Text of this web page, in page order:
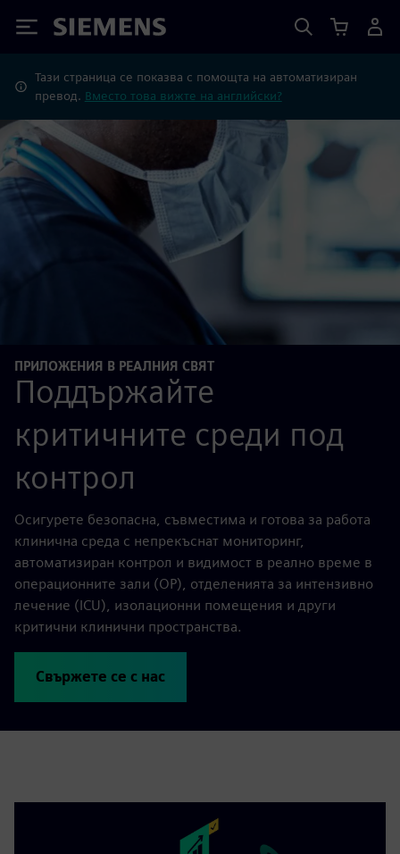
Siemens
Тази страница се показва с помощта на автоматизиран
превод. Вместо това вижте на английски?
ПРИЛОЖЕНИЯ В РЕАЛНИЯ СВЯТ
Поддържайте
критичните среди под
контрол
Осигурете безопасна, съвместима и готова за работа
клинична среда с непрекъснат мониторинг,
автоматизиран контрол и видимост в реално време в
операционните зали (ОР), отделенията за интензивно
лечение (ICU), изолационни помещения и други
критични клинични пространства.
Свържете се с нас